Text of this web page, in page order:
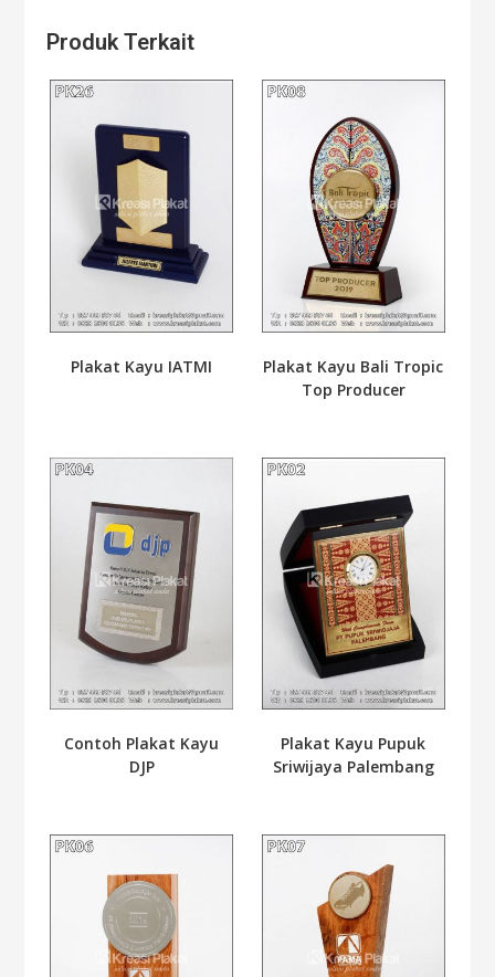
Produk Terkait
Plakat Kayu IATMI
Plakat Kayu Bali Tropic
Top Producer
Contoh Plakat Kayu
DJP
Plakat Kayu Pupuk
Sriwijaya Palembang